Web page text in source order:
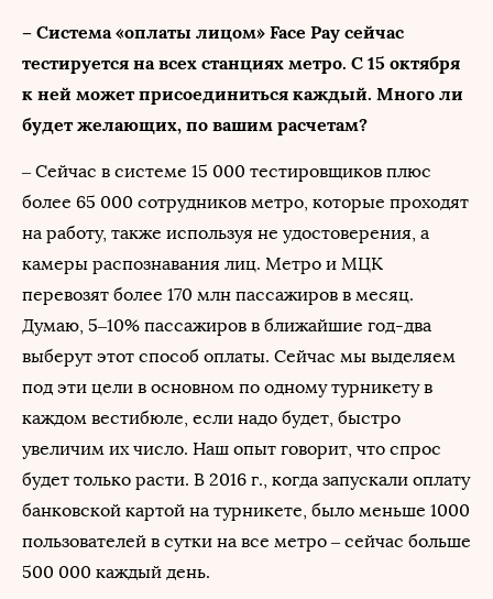
– Система «оплаты лицом» Face Pay сейчас
тестируется на всех станциях метро. С 15 октября
к ней может присоединиться каждый. Много ли
будет желающих, по вашим расчетам?
– Сейчас в системе 15 000 тестировщиков плюс
более 65 000 сотрудников метро, которые проходят
на работу, также используя не удостоверения, а
камеры распознавания лиц. Метро и МЦК
перевозят более 170 млн пассажиров в месяц.
Думаю, 5–10% пассажиров в ближайшие год-два
выберут этот способ оплаты. Сейчас мы выделяем
под эти цели в основном по одному турникету в
каждом вестибюле, если надо будет, быстро
увеличим их число. Наш опыт говорит, что спрос
будет только расти. В 2016 г., когда запускали оплату
банковской картой на турникете, было меньше 1000
пользователей в сутки на все метро – сейчас больше
500 000 каждый день.